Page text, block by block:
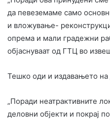
да певеземаме само
и вложување-
опрема и мали градежни
објаснуваат од ГТЦ во
Тешко оди и издавањето на
„Поради неатрактивните
деловни објекти и покрај